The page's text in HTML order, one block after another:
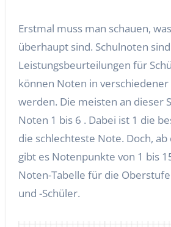
Erstmal muss man schauen,
überhaupt sind. Schulnoten sind
Leistungsbeurteilungen für
können Noten in verschiedener
werden. Die meisten an dieser
Noten 1 bis 6 . Dabei ist 1 die
die schlechteste Note. Doch,
gibt es Notenpunkte von 1 bis
Noten-Tabelle für die
und -Schüler.